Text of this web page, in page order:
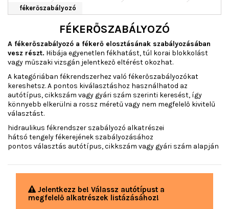
fékerőszabályozó
FÉKERŐSZABÁLYOZÓ
A fékerőszabályozó a fékerő elosztásának szabályozásában
vesz részt. Hibája egyenetlen fékhatást, túl korai blokkolást
vagy műszaki vizsgán jelentkező eltérést okozhat.
A kategóriában fékrendszerhez való fékerőszabályozókat
kereshetsz. A pontos kiválasztáshoz használhatod az
autótípus, cikkszám vagy gyári szám szerinti keresést, így
könnyebb elkerülni a rossz méretű vagy nem megfelelő kivitelű
választást.
hidraulikus fékrendszer szabályozó alkatrészei
hátsó tengely fékerejének szabályozásához
pontos választás autótípus, cikkszám vagy gyári szám alapján
Jelentkezz be! Válassz autótípust a
megfelelő alkatrészek listázásához!